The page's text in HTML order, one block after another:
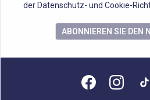
der Datenschutz- und Cookie-
ABONNIEREN SIE DEN